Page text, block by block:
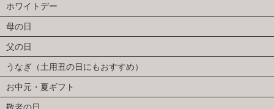
ホワイトデー
母の日
父の日
うなぎ（土用丑の日にもおすすめ）
お中元・夏ギフト
敬老の日